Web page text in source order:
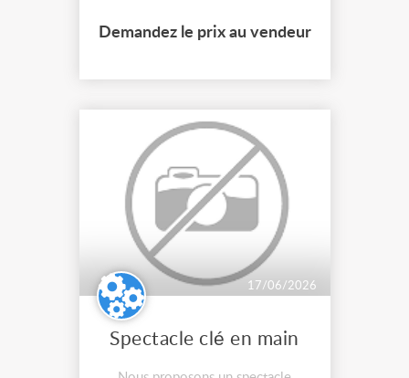
Demandez le prix au vendeur
17/06/2026
Spectacle clé en main